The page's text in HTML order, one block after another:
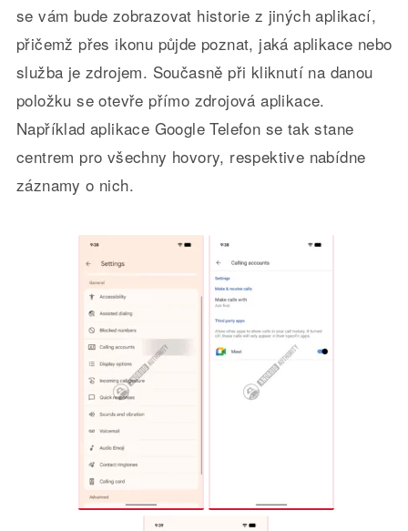
se vám bude zobrazovat historie z jiných aplikací,
přičemž přes ikonu půjde poznat, jaká aplikace nebo
služba je zdrojem. Současně při kliknutí na danou
položku se otevře přímo zdrojová aplikace.
Například aplikace Google Telefon se tak stane
centrem pro všechny hovory, respektive nabídne
záznamy o nich.